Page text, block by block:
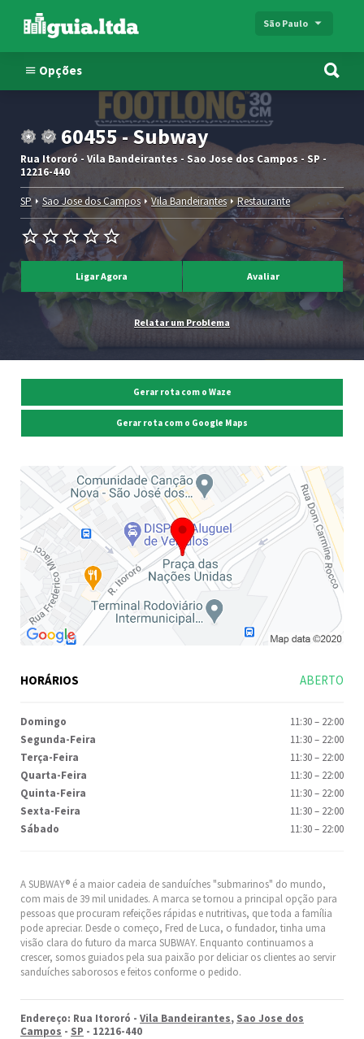
São Paulo
Opções
60455 - Subway
Rua Itororó - Vila Bandeirantes - Sao Jose dos Campos - SP -
12216-440
SP Sao Jose dos Campos Vila Bandeirantes Restaurante
Ligar Agora Avaliar
Relatar um Problema
A SUBWAY® é a maior cadeia de sanduíches "submarinos" do mundo,
com mais de 39 mil unidades. A marca se tornou a principal opção para
pessoas que procuram refeições rápidas e nutritivas, que toda a família
pode apreciar. Desde o começo, Fred de Luca, o fundador, tinha uma
visão clara do futuro da marca SUBWAY. Enquanto continuamos a
crescer, somos guiados pela sua paixão por deliciar os clientes ao servir
sanduíches saborosos e feitos conforme o pedido.
Endereço: Rua Itororó - Vila Bandeirantes, Sao Jose dos
Campos - SP - 12216-440
Gerar rota com o Waze
Gerar rota com o Google Maps
HORÁRIOS ABERTO
Domingo 11:30– 22:00
Segunda-Feira
11:30– 22:00
Terça-Feira
11:30– 22:00
Quarta-Feira
11:30– 22:00
Quinta-Feira
11:30– 22:00
Sexta-Feira
11:30– 22:00
Sábado
11:30– 22:00